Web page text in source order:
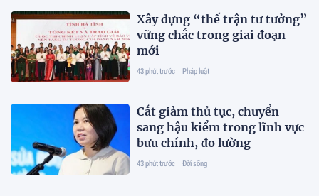
Xây dựng “thế trận tư tưởng”
vững chắc trong giai đoạn
mới
43 phút trước Pháp luật
Cắt giảm thủ tục, chuyển
sang hậu kiểm trong lĩnh vực
bưu chính, đo lường
43 phút trước Đời sống